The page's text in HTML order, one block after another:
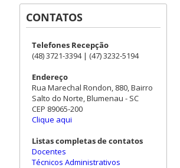
CONTATOS
Telefones Recepção
(48) 3721-3394 | (47) 3232-5194
Endereço
Rua Marechal Rondon, 880, Bairro
Salto do Norte, Blumenau - SC
CEP 89065-200
Clique aqui
Listas completas de contatos
Docentes
Técnicos Administrativos